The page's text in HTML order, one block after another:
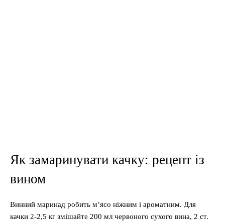
Як замаринувати качку: рецепт із
вином
Винний маринад робить м’ясо ніжним і ароматним. Для
качки 2-2,5 кг змішайте 200 мл червоного сухого вина, 2 ст.